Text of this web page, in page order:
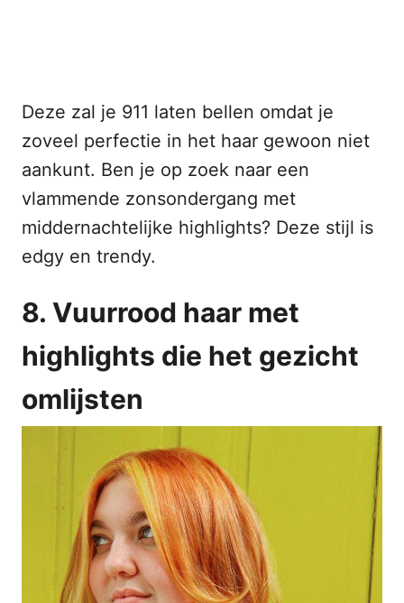
Deze zal je 911 laten bellen omdat je
zoveel perfectie in het haar gewoon niet
aankunt. Ben je op zoek naar een
vlammende zonsondergang met
middernachtelijke highlights? Deze stijl is
edgy en trendy.
8. Vuurrood haar met
highlights die het gezicht
omlijsten